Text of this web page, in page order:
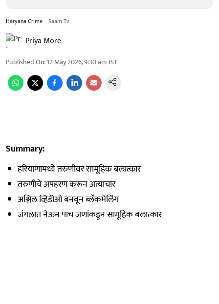
Haryana Crime Saam Tv
Priya More
Published On:12 May 2026, 9:30 am IST
Summary:
हरियाणामध्ये तरुणीवर सामूहिक बलात्कार
तरुणीचे अपहरण करून अत्याचार
अश्लिल व्हिडीओ बनवून ब्लॅकमेलिंग
जंगलात नेऊन पाच जणांकडून सामूहिक बलात्कार